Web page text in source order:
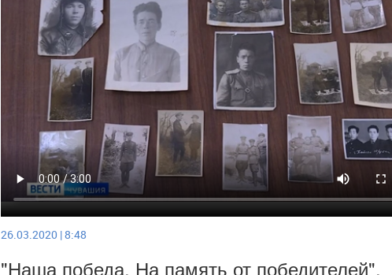
26.03.2020 | 8:48
"Наша победа. На память от победителей".